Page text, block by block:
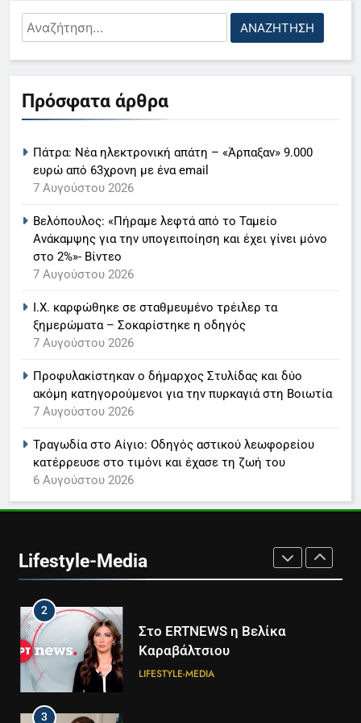
Αναζήτηση
για:
Πρόσφατα άρθρα
Πάτρα: Νέα ηλεκτρονική απάτη – «Άρπαξαν» 9.000
ευρώ από 63χρονη με ένα email
7 Αυγούστου 2026
Βελόπουλος: «Πήραμε λεφτά από το Ταμείο
Ανάκαμψης για την υπογειποίηση και έχει γίνει μόνο
στο 2%»- Βίντεο
7 Αυγούστου 2026
Ι.Χ. καρφώθηκε σε σταθμευμένο τρέιλερ τα
ξημερώματα – Σοκαρίστηκε η οδηγός
7 Αυγούστου 2026
Προφυλακίστηκαν ο δήμαρχος Στυλίδας και δύο
ακόμη κατηγορούμενοι για την πυρκαγιά στη Βοιωτία
7 Αυγούστου 2026
Τραγωδία στο Αίγιο: Οδηγός αστικού λεωφορείου
κατέρρευσε στο τιμόνι και έχασε τη ζωή του
6 Αυγούστου 2026
Lifestyle-Media
Ο Παναγιώτης Στάθης στο
«τιμόνι» του κεντρικού δελτίου
6
ανακοίνωση του σταθμού
LIFESTYLE-MEDIA
Τέλος από τον ΑΝΤ1 ο
Παναγιώτης Στάθης
8
Times μαζί σε μια νέα
συνδρομητική πρόταση
LIFESTYLE-MEDIA
1
LIFESTYLE-MEDIA
2
Στο ERTNEWS η Βελίκα
Καραβάλτσιου
LIFESTYLE-MEDIA
3